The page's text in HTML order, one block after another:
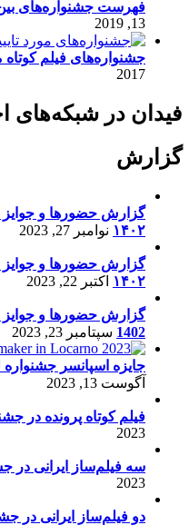
فهرست جشنواره‌های
13, 2019
جشنواره‌های فیلم کوتاه
2017
فیدان در شبکه‌های
گزارش
گزارش حضورها و جوایز
۱۴۰۲ نوامبر 27, 2023
گزارش حضورها و جوایز
۱۴۰۲ اکتبر 22, 2023
گزارش حضورها و جوایز
1402 سپتامبر 23, 2023
جایزه اسپانسر جشنواره
آگوست 13, 2023
فیلم کوتاه پرونده در
2023
سه فیلم‌ساز ایرانی در
2023
دو فیلم‌ساز ایرانی در